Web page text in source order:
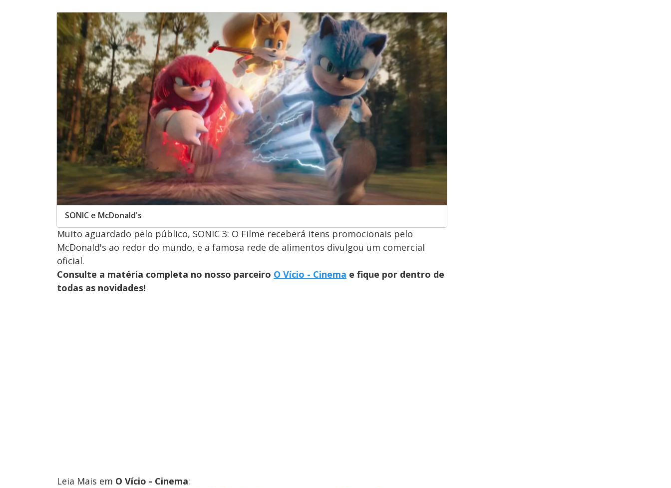
SONIC e McDonald's
Muito aguardado pelo público, SONIC 3: O Filme receberá itens promocionais pelo
McDonald's ao redor do mundo, e a famosa rede de alimentos divulgou um comercial
oficial.
Consulte a matéria completa no nosso parceiro O Vício - Cinema e fique por dentro de
todas as novidades!
Leia Mais em O Vício - Cinema: